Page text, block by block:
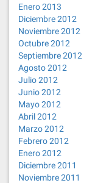
Enero 2013
Diciembre 2012
Noviembre 2012
Octubre 2012
Septiembre 2012
Agosto 2012
Julio 2012
Junio 2012
Mayo 2012
Abril 2012
Marzo 2012
Febrero 2012
Enero 2012
Diciembre 2011
Noviembre 2011